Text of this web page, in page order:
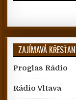
ZAJÍMAVÁ
Proglas Rádio
Rádio Vltava